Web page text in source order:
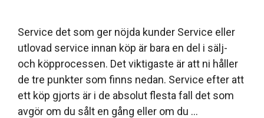
Service det som ger nöjda kunder Service eller
utlovad service innan köp är bara en del i sälj-
och köpprocessen. Det viktigaste är att ni håller
de tre punkter som finns nedan. Service efter att
ett köp gjorts är i de absolut flesta fall det som
avgör om du sålt en gång eller om du …